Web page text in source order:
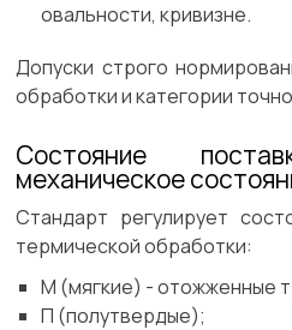
овальности, кривизне.
Допуски строго
обработки и категории
Состояние
механическое
Стандарт регулирует
термической обработки:
М (мягкие) - отожженные
П (полутвердые);